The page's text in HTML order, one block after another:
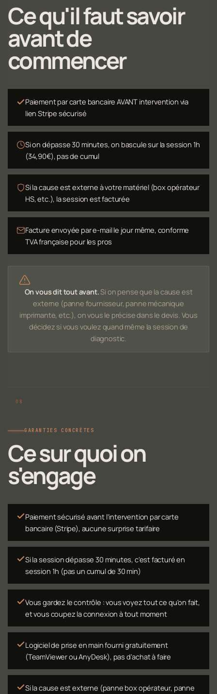
Ce qu'il faut savoir
avant de
commencer
Paiement par carte bancaire AVANT intervention via
lien Stripe sécurisé
Si on dépasse 30 minutes, on bascule sur la session 1h
(34,90€), pas de cumul
Si la cause est externe à votre matériel (box opérateur
HS, etc.), la session est facturée
Facture envoyée par e-mail le jour même, conforme
TVA française pour les pros
On vous dit tout avant.Si on pense que la cause est
externe (panne fournisseur, panne mécanique
imprimante, etc.), on vous le précise dans le devis. Vous
décidez si vous voulez quand même la session de
diagnostic.
GARANTIES CONCRÈTES
Ce sur quoi on
s'engage
Paiement sécurisé avant l'intervention par carte
bancaire (Stripe), aucune surprise tarifaire
Si la session dépasse 30 minutes, c'est facturé en
session 1h (pas un cumul de 30 min)
Vous gardez le contrôle : vous voyez tout ce qu'on fait,
et vous coupez la connexion à tout moment
Logiciel de prise en main fourni gratuitement
(TeamViewer ou AnyDesk), pas d'achat à faire
Si la cause est externe (panne box opérateur, panne